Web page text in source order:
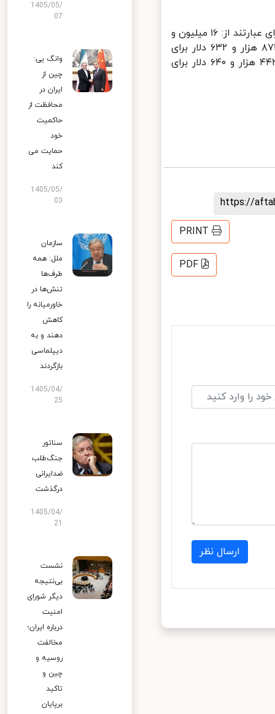
طبق نامه اخیر دبیرکل سازمان ملل، حداقل پرداخت‌های لازم برای احیای حق رای عبارتند از: ۱۶ میلیون و
۲۵۱ هزار و ۲۹۸ دلار برای ایران، ۲۹ هزار و ۳۹۵ دلار برای آفریقای مرکزی، ۸۷۱ هزار و ۶۳۲ دلار برای
کومور، ۸۲۹ هزار و ۸۸۸ دلار برای سائو تومه و پرینسیپ و یک میلیون و ۴۴۳ هزار و ۶۴۰ دلار برای
https://
PRINT
PDF
ارسال نظر
1405/05/
07
وانگ یی:
چین از
ایران در
محافظت از
حاکمیت
خود
حمایت می
کند
1405/05/
03
سازمان
ملل: همه
طرف‌ها
تنش‌ها در
خاورمیانه را
کاهش
دهند و به
دیپلماسی
بازگردند
1405/04/
25
سناتور
جنگ‌طلب
ضدایرانی
درگذشت
1405/04/
نشست
بی‌نتیجه
دیگر شورای
امنیت
درباره ایران؛
مخالفت
روسیه و
چین و
تاکید
برپایان